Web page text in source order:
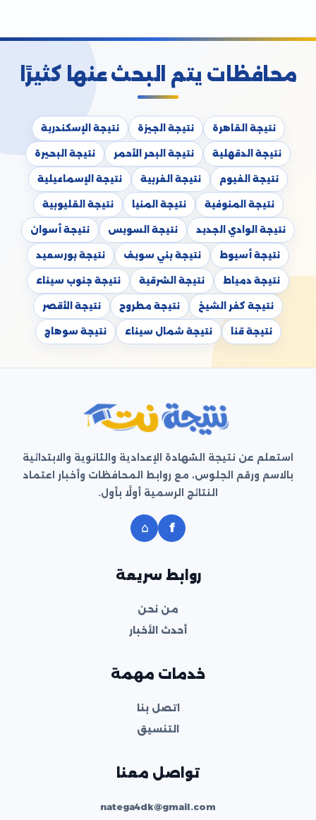
محافظات يتم البحث عنها كثيرًا
نتيجة القاهرة نتيجة الجيزة نتيجة الإسكندرية
نتيجة الدقهلية نتيجة البحر الأحمر نتيجة البحيرة
نتيجة الفيوم نتيجة الغربية نتيجة الإسماعيلية
نتيجة المنوفية نتيجة المنيا نتيجة القليوبية
نتيجة الوادي الجديد نتيجة السويس نتيجة أسوان
نتيجة أسيوط نتيجة بني سويف نتيجة بورسعيد
نتيجة دمياط نتيجة الشرقية نتيجة جنوب سيناء
نتيجة كفر الشيخ نتيجة مطروح نتيجة الأقصر
نتيجة قنا نتيجة شمال سيناء نتيجة سوهاج
استعلم عن نتيجة الشهادة الإعدادية والثانوية والابتدائية
بالاسم ورقم الجلوس، مع روابط المحافظات وأخبار اعتماد
النتائج الرسمية أولًا بأول.
f
⌂
روابط سريعة
من نحن
أحدث الأخبار
خدمات مهمة
اتصل بنا
التنسيق
تواصل معنا
natega4dk@gmail.com